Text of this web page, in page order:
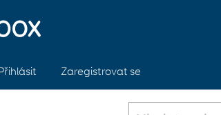
Přihlásit Zaregistrovat se